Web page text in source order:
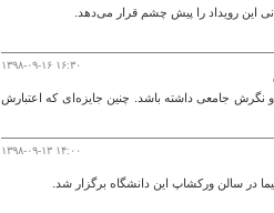
این رویداد را پیش چشم قرار می‌دهد.
۱۳۹۸-۰۹-۱۶ ۱۶:۳۰
نگرش جامعی داشته باشد. چنین جایزه‌ای که اعتبارش
۱۳۹۸-۰۹-۱۳ ۱۴:۰۰
سالن ورکشاپ این دانشگاه برگزار شد.